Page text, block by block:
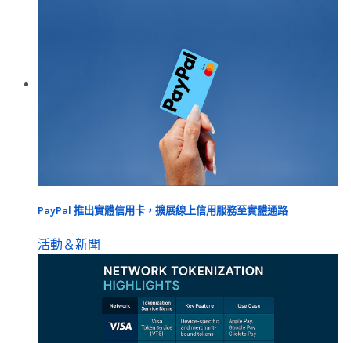
PayPal 推出實體信用卡，擴展線上信用服務至實體通路
活動＆新聞